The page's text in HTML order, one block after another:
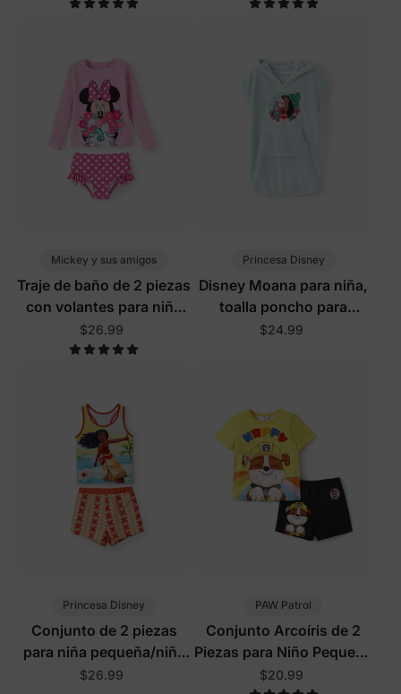
Mickey y sus amigos
Traje de baño de 2 piezas
con volantes para niña
pequeña/niña, protección
UPF50+, color rosa
$26.99
Princesa Disney
Disney Moana para niña,
toalla poncho para
bebé/niña, verde claro
$24.99
Princesa Disney
Conjunto de 2 piezas
para niña pequeña/niña
Disney Moana en color
$26.99
PAW Patrol
Conjunto Arcoíris de 2
Piezas para Niño Pequeño
Amarillo
$20.99